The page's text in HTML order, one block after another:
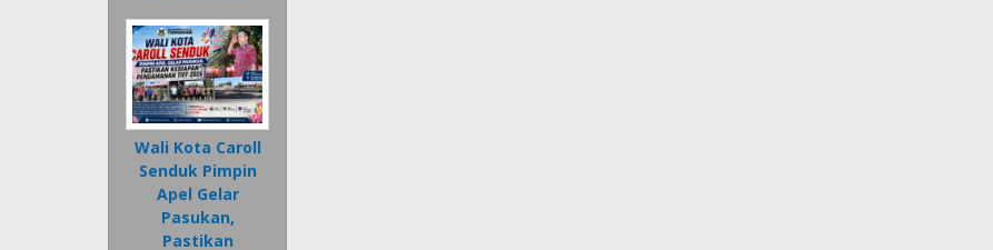
Wali Kota Caroll
Senduk Pimpin
Apel Gelar
Pasukan,
Pastikan